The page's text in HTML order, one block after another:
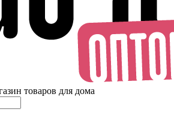
товаров для дома